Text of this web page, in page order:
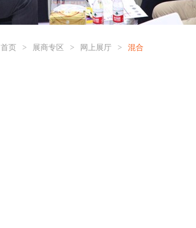
首页 > 展商专区 > 网上展厅 > 混合